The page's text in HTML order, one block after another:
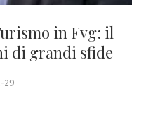
in Fvg: il
di grandi sfide
29